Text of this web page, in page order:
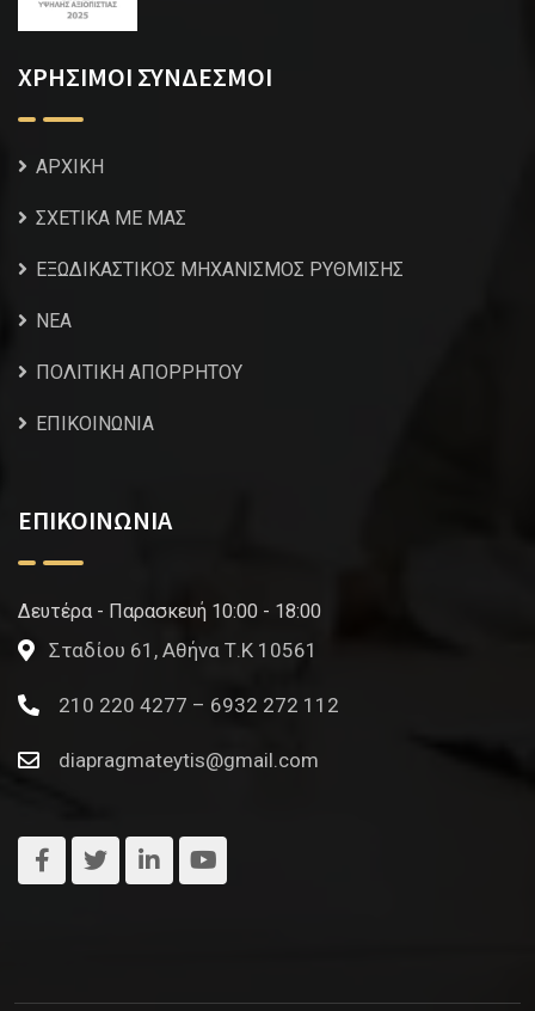
ΧΡΗΣΙΜΟΙ ΣΥΝΔΕΣΜΟΙ
ΑΡΧΙΚΗ
ΣΧΕΤΙΚΑ ΜΕ ΜΑΣ
ΕΞΩΔΙΚΑΣΤΙΚΟΣ ΜΗΧΑΝΙΣΜΟΣ ΡΥΘΜΙΣΗΣ
NEA
ΠΟΛΙΤΙΚΗ ΑΠΟΡΡΗΤΟΥ
ΕΠΙΚΟΙΝΩΝΙΑ
ΕΠΙΚΟΙΝΩΝΙΑ
Δευτέρα - Παρασκευή 10:00 - 18:00
Σταδίου 61, Αθήνα Τ.Κ 10561
210 220 4277 – 6932 272 112
diapragmateytis@gmail.com